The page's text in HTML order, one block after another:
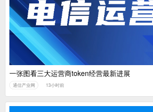
一张图看三大运营商token经营最新进展
通信产业网 13小时前